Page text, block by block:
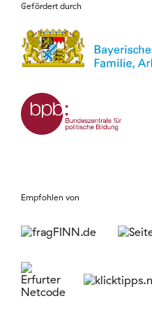
Gefördert durch
Empfohlen von